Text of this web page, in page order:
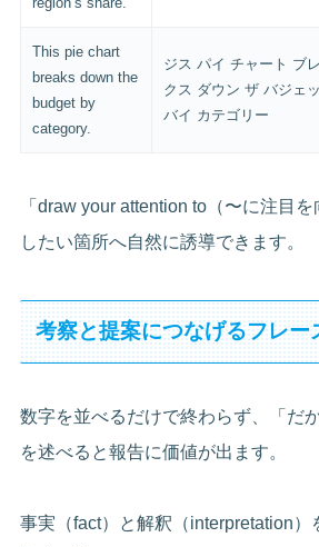
This pie chart
breaks down the
budget by
category.
ジス パイ チャート ブ
クス ダウン ザ バジェ
バイ カテゴリー
「draw your attention to（〜に注目
したい箇所へ自然に誘導できます。
考察と提案につなげるフレー
数字を並べるだけで終わらず、「だ
を述べると報告に価値が出ます。
事実（fact）と解釈（interpretation）